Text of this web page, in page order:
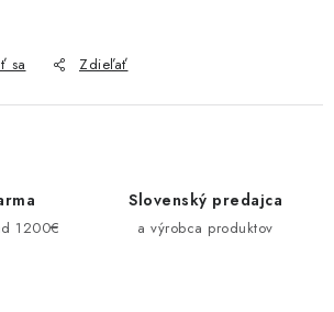
sa Zdieľať
1200€
Slovenský predajca
a výrobca produktov